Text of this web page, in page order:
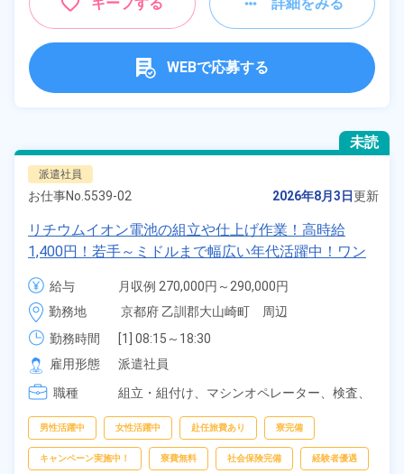
WEBで応募する
未読
派遣社員
お仕事No. 5539-02 2026年8月3日更新
リチウムイオン電池の組立や仕上げ作業！高時給
1,400円！若手～ミドルまで幅広い年代活躍中！ワン
ルーム寮完備＆赴任寮費会社負担！正社員登用制度あ
り◎日払いOK！《京都府大山崎町》
給与
月収例 270,000円～290,000円
時給 1,400円～1,400円
勤務地
京都府 乙訓郡大山崎町　周辺
勤務時間
[1] 08:15～18:30
[2] 20:15～06:30
[3] 08:15～17:00
[4] 20:15～05:00
雇用形態
派遣社員
職種
組立・組付け、 マシンオペレーター、 検査、
男性活躍中 女性活躍中 赴任旅費あり 寮完備
キャンペーン実施中！ 寮費無料 社会保険完備 経験者優遇